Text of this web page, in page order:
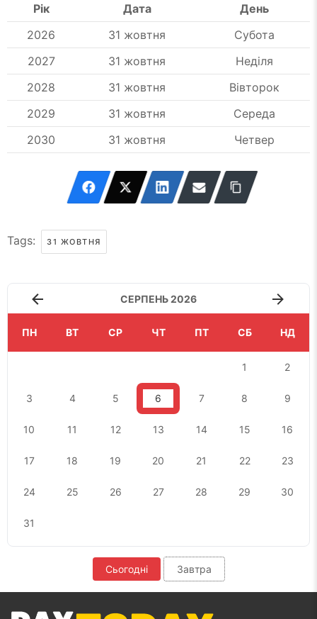
Рік Дата
День
2026
31 жовтня
Субота
2027
31 жовтня
Неділя
2028
31 жовтня
Вівторок
2029
31 жовтня
Середа
2030
31 жовтня Четвер
Tags: 31 ЖОВТНЯ
СЕРПЕНЬ 2026
ПН ВТ СР ЧТ ПТ СБ НД
1 2
3 4 5 6 7 8 9
10 11 12 13 14 15 16
17 18 19 20 21 22 23
24 25 26 27 28 29 30
31
Сьогодні Завтра